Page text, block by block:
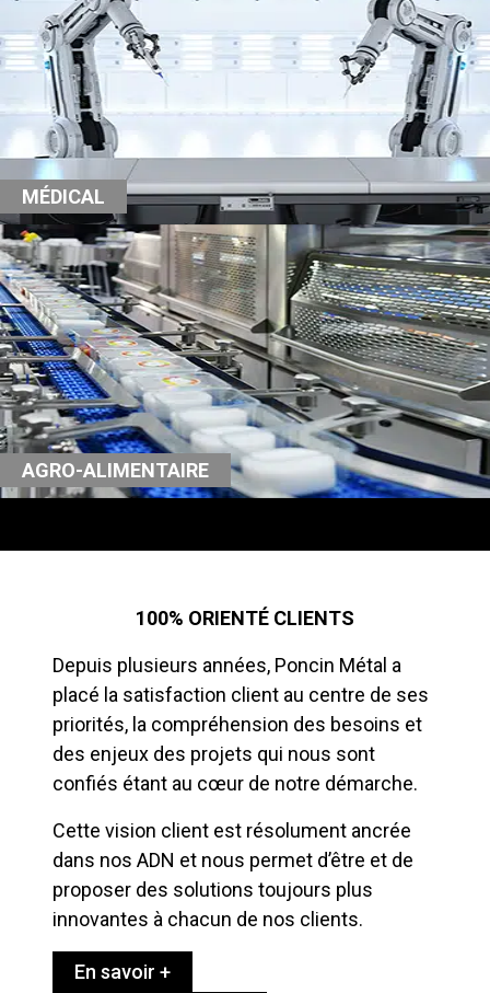
MÉDICAL
AGRO-ALIMENTAIRE
100% ORIENTÉ CLIENTS
Depuis plusieurs années, Poncin Métal a
placé la satisfaction client au centre de ses
priorités, la compréhension des besoins et
des enjeux des projets qui nous sont
confiés étant au cœur de notre démarche.
Cette vision client est résolument ancrée
dans nos ADN et nous permet d’être et de
proposer des solutions toujours plus
innovantes à chacun de nos clients.
En savoir +